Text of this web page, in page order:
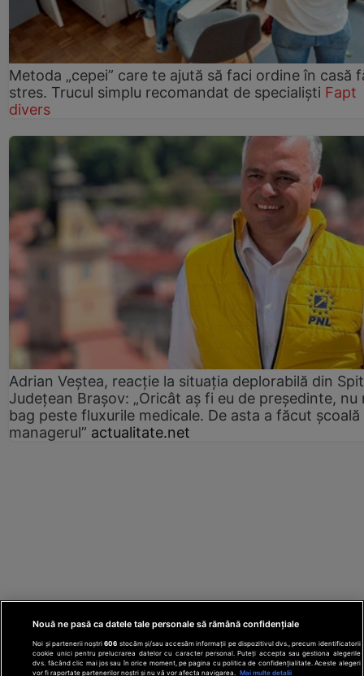
Metoda „cepei” care te ajută să faci ordine în casă
stres. Trucul simplu recomandat de specialiști Fapt
divers
Adrian Veștea, reacție la situația deplorabilă din
Județean Brașov: „Oricât aș fi eu de președinte, nu
bag peste fluxurile medicale. De asta a făcut școală
managerul” actualitate.net
Nouă ne pasă ca datele tale personale să rămână confidențiale
Noi și partenerii noștri606 stocăm și/sau accesăm informații pe dispozitivul dvs., precum identificatorii
cookie unici pentru prelucrarea datelor cu caracter personal. Puteți accepta sau gestiona alegerile
dvs. făcând clic mai jos sau în orice moment, pe pagina cu politica de confidențialitate. Aceste alegeri
vor fi raportate partenerilor noștri și nu vă vor afecta navigarea.
Mai multe detalii